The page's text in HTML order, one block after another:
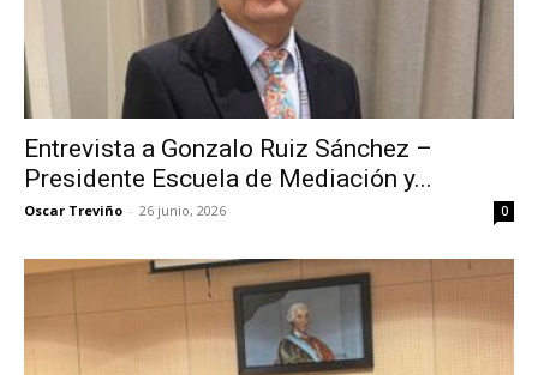
Entrevista a Gonzalo Ruiz Sánchez –
Presidente Escuela de Mediación y...
Oscar Treviño - 26 junio, 2026 0